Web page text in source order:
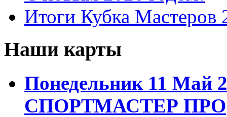
Итоги Кубка Мастеров
Наши карты
Понедельник 11 Май
СПОРТМАСТЕР ПРО